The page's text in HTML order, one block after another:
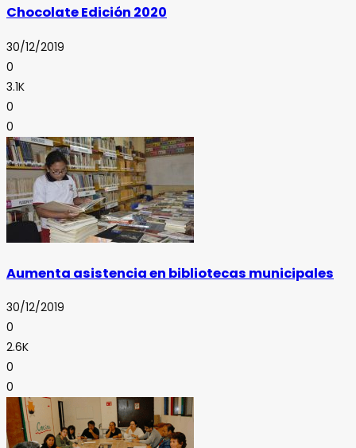
Chocolate Edición 2020
30/12/2019
0
3.1K
0
0
Aumenta asistencia en bibliotecas municipales
30/12/2019
0
2.6K
0
0